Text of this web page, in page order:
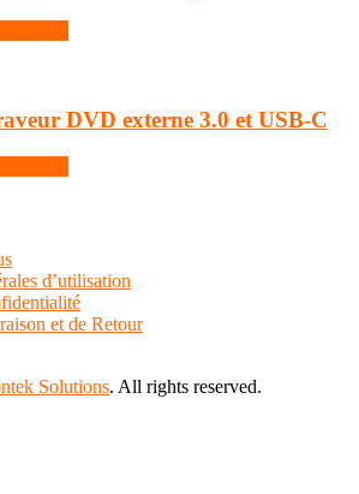
DVD externe 3.0 et USB-C
d’utilisation
et de Retour
Solutions. All rights reserved.